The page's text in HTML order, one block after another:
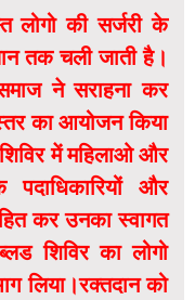
लोगो की सर्जरी के
तक चली जाती है।
ने सराहना कर
का आयोजन किया
में महिलाओ और
और
कर उनका स्वागत
शिविर का लोगो
लिया।रक्तदान को